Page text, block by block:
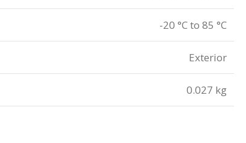
-20 °C to 85 °C
Exterior
0.027 kg